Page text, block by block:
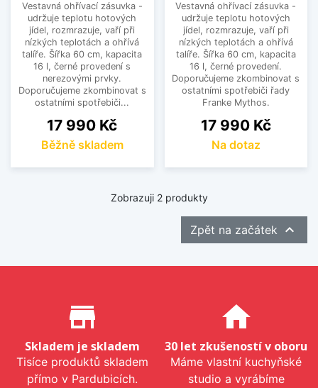
Vestavná ohřívací zásuvka -
udržuje teplotu hotových
jídel, rozmrazuje, vaří při
nízkých teplotách a ohřívá
talíře. Šířka 60 cm, kapacita
16 l, černé provedení s
nerezovými prvky.
Doporučujeme zkombinovat s
ostatními spotřebiči...
Cena
17 990 Kč
Běžně skladem
Vestavná ohřívací zásuvka -
udržuje teplotu hotových
jídel, rozmrazuje, vaří při
nízkých teplotách a ohřívá
talíře. Šířka 60 cm, kapacita
16 l, černé provedení.
Doporučujeme zkombinovat s
ostatními spotřebiči řady
Franke Mythos.
Cena
17 990 Kč
Na dotaz
Zobrazuji 2 produkty
Zpět na začátek 
Proč nakupovat u nás?
store_mall_directory
Skladem je skladem
Tisíce produktů skladem
přímo v Pardubicích.
home
30 let zkušeností v oboru
Máme vlastní kuchyňské
studio a vyrábíme